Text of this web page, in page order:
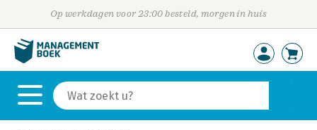
Op werkdagen voor 23:00 besteld, morgen in huis